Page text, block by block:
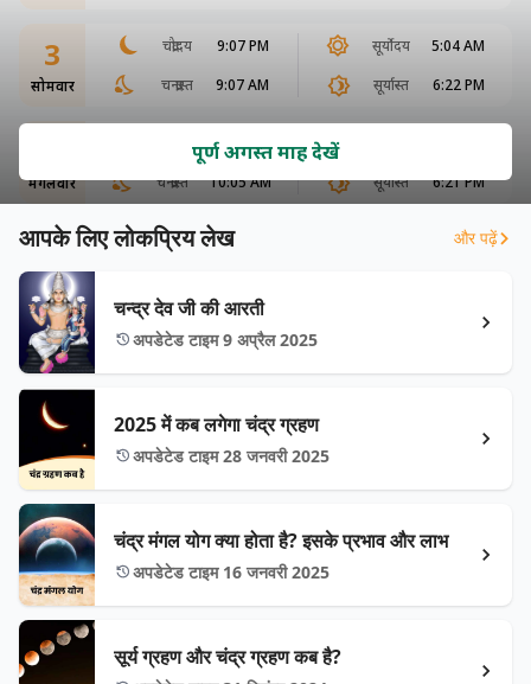
3
सोमवार
चंद्रोदय 9:07 PM सूर्योदय
5:04 AM
चन्द्रास्त
9:07 AM सूर्यास्त 6:22 PM
मंगलवार
9:41 PM
चन्द्रास्त
10:05 AM सूर्यास्त 6:21 PM
पूर्ण अगस्त माह देखें
आपके लिए लोकप्रिय लेख और पढ़ें
चन्द्र देव जी की आरती
अपडेटेड टाइम 9 अप्रैल 2025
2025 में कब लगेगा चंद्र ग्रहण
अपडेटेड टाइम 28 जनवरी 2025
चंद्र मंगल योग क्या होता है? इसके प्रभाव और लाभ
अपडेटेड टाइम 16 जनवरी 2025
सूर्य ग्रहण और चंद्र ग्रहण कब है?